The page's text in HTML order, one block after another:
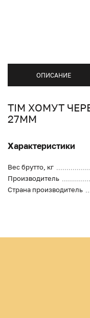
ОПИСАНИЕ
TIM ХОМУТ
27ММ
Характеристики
Вес брутто, кг
Производитель
Страна производитель